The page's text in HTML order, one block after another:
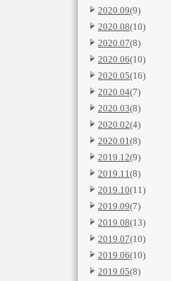
2020.09(9)
2020.08(10)
2020.07(8)
2020.06(10)
2020.05(16)
2020.04(7)
2020.03(8)
2020.02(4)
2020.01(8)
2019.12(9)
2019.11(8)
2019.10(11)
2019.09(7)
2019.08(13)
2019.07(10)
2019.06(10)
2019.05(8)